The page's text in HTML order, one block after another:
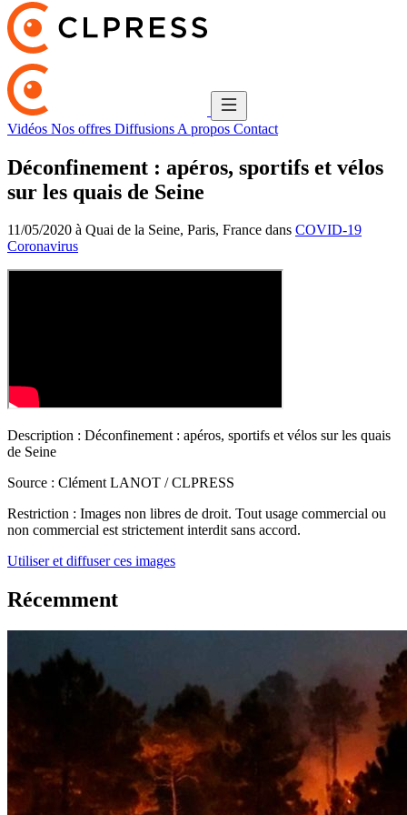
Vidéos Nos offres Diffusions A propos Contact
Déconfinement : apéros, sportifs et vélos
sur les quais de Seine
11/05/2020 à Quai de la Seine, Paris, France dans COVID-19
Coronavirus
Description : Déconfinement : apéros, sportifs et vélos sur les quais
de Seine
Source : Clément LANOT / CLPRESS
Restriction : Images non libres de droit. Tout usage commercial ou
non commercial est strictement interdit sans accord.
Utiliser et diffuser ces images
Récemment